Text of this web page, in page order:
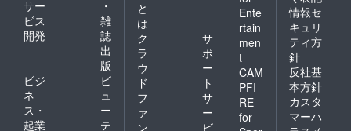
サー
ビス
開発
・
雑
誌
出
版
ビジ
ネ
ス・
起業
ビ
ュ
ー
テ
と
は
ク
ラ
ウ
ド
フ
ァ
ン
サ
ポ
ー
ト
サ
ー
ビ
Ente
rtain
men
t
CAM
PFI
RE
for
情報セ
キュリ
ティ方
針
反社基
本方針
カスタ
マーハ